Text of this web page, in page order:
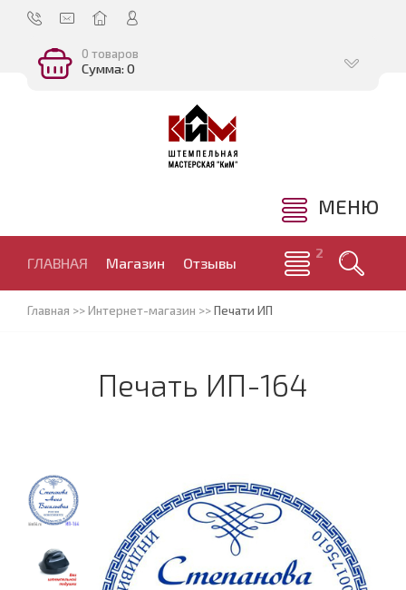
0 товаров
Сумма: 0
МЕНЮ
ГЛАВНАЯ Магазин Отзывы
Главная >>Интернет-магазин >>Печати ИП
Печать ИП-164